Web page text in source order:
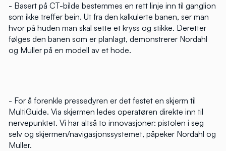
- Basert på CT-bilde bestemmes en rett linje inn til ganglion
som ikke treffer bein. Ut fra den kalkulerte banen, ser man
hvor på huden man skal sette et kryss og stikke. Deretter
følges den banen som er planlagt, demonstrerer Nordahl
og Muller på en modell av et hode.
- For å forenkle pressedyren er det festet en skjerm til
MultiGuide. Via skjermen ledes operatøren direkte inn til
nervepunktet. Vi har altså to innovasjoner: pistolen i seg
selv og skjermen/navigasjonssystemet, påpeker Nordahl og
Muller.